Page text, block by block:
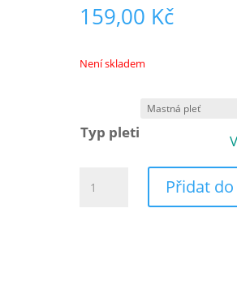
159,00 Kč
Není skladem
Typ pleti
Přidat